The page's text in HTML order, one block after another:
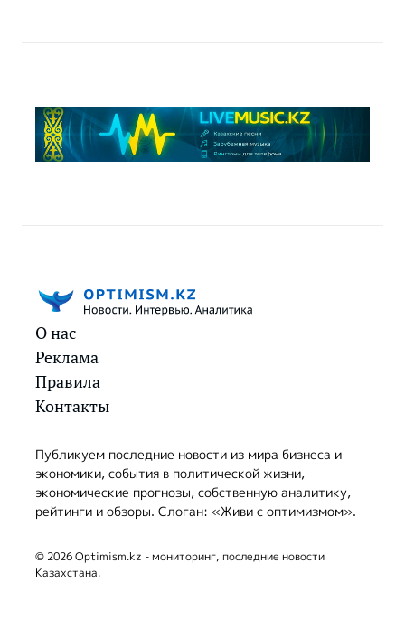
О нас
Реклама
Правила
Контакты
Публикуем последние новости из мира бизнеса и
экономики, события в политической жизни,
экономические прогнозы, собственную аналитику,
рейтинги и обзоры. Слоган: «Живи с оптимизмом».
© 2026 Optimism.kz - мониторинг, последние новости
Казахстана.